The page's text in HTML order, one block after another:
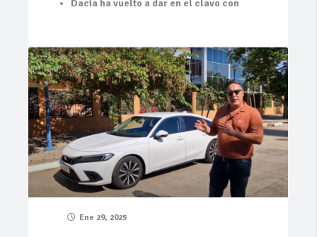
Dacia ha vuelto a dar en el clavo con
Ene 29, 2025